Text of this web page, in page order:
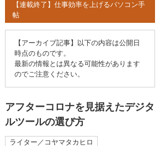
【連載終了】仕事効率を上げるパソコン手
帖
【アーカイブ記事】以下の内容は公開日
時点のものです。
最新の情報とは異なる可能性があります
のでご注意ください。
アフターコロナを見据えたデジタ
ルツールの選び方
ライター／コヤマタカヒロ